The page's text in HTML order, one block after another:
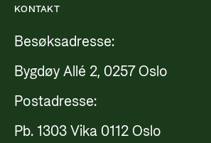
KONTAKT
Besøksadresse:
Bygdøy Allé 2, 0257 Oslo
Postadresse:
Pb. 1303 Vika 0112 Oslo